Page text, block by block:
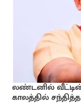
லண்டனில் வீட்டின்
காலத்தில்